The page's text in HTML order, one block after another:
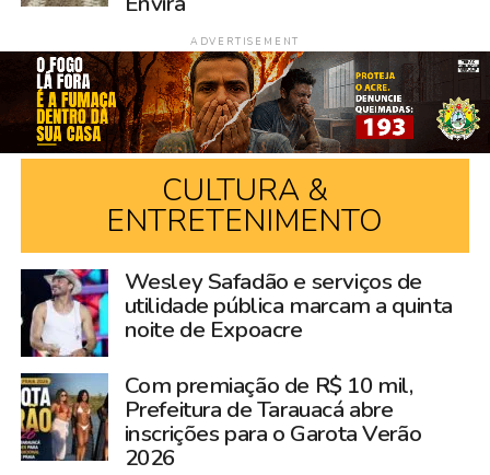
ADVERTISEMENT
CULTURA &
ENTRETENIMENTO
Wesley Safadão e serviços de
utilidade pública marcam a quinta
noite de Expoacre
Com premiação de R$ 10 mil,
Prefeitura de Tarauacá abre
inscrições para o Garota Verão
2026